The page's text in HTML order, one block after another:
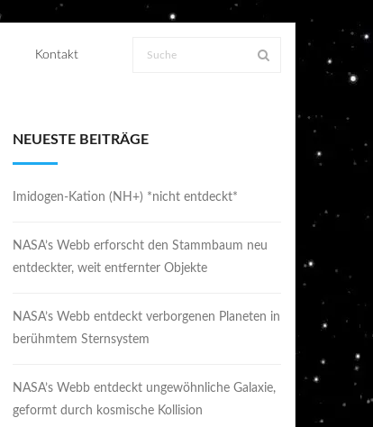
Kontakt
NEUESTE BEITRÄGE
Imidogen-Kation (NH+) *nicht entdeckt*
NASA’s Webb erforscht den Stammbaum neu
entdeckter, weit entfernter Objekte
NASA’s Webb entdeckt verborgenen Planeten in
berühmtem Sternsystem
NASA’s Webb entdeckt ungewöhnliche Galaxie,
geformt durch kosmische Kollision